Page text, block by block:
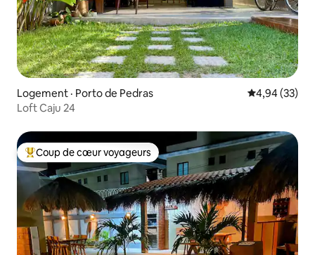
Logement · Porto de Pedras Note
4,94 (33)
Loft Caju 24
Coup de cœur voyageurs parmi les plus aimés
Coup de cœur voyageurs